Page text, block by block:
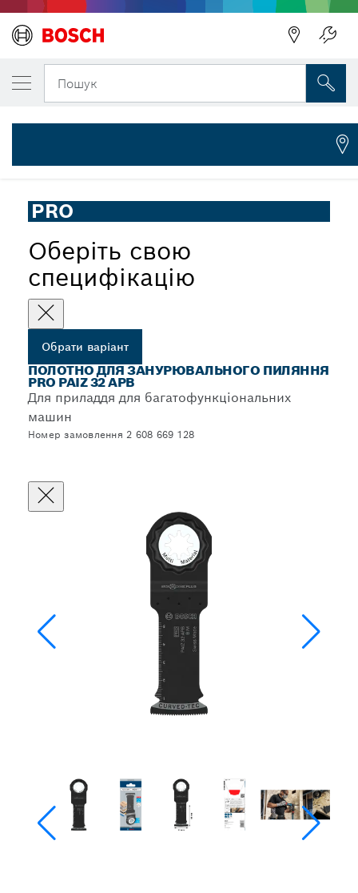
Пошук
... Полотно занурювальної пилки PRO PAIZ 32 APB
PRO
Оберіть свою
специфікацію
Обрати варіант
ПОЛОТНО ДЛЯ ЗАНУРЮВАЛЬНОГО ПИЛЯННЯ
PRO PAIZ 32 APB
Для приладдя для багатофункціональних
машин
Номер замовлення 2 608 669 128
ОБРАНИЙ ВАРІАНТ
Полотно для мультиінструмента PRO
2 608 669 128